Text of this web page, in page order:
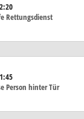
Rettungsdienst
Person hinter Tür